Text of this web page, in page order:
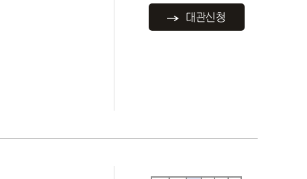
대관신청